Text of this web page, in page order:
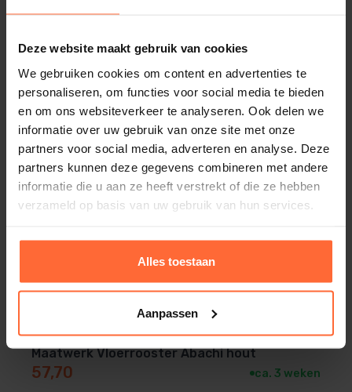
Deze website maakt gebruik van cookies
We gebruiken cookies om content en advertenties te
personaliseren, om functies voor social media te bieden
en om ons websiteverkeer te analyseren. Ook delen we
informatie over uw gebruik van onze site met onze
partners voor social media, adverteren en analyse. Deze
partners kunnen deze gegevens combineren met andere
informatie die u aan ze heeft verstrekt of die ze hebben
verzameld op basis van uw gebruik van hun services.
Alles toestaan
Aanpassen
Maatwerk Vloerrooster Abachi hout
57,70 ca. 3 weken